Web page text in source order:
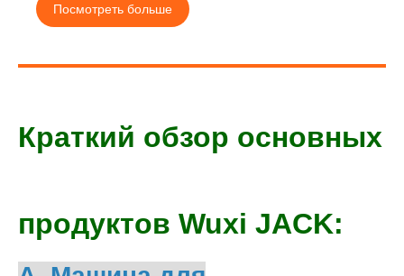
Посмотреть больше
Краткий обзор основных
продуктов Wuxi JACK: